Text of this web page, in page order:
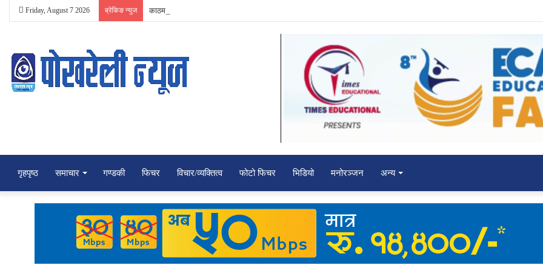
Friday, August 7 2026 ब्रेकिङ न्युज काठमाडौँ–१ मा रास्वपाकी रञ्जु दर्शना न्यौपाने विजयी
गृहपृष्ठ समाचार गण्डकी फिचर विचार/व्यक्तित्व फोटो फिचर भिडियो मनोरञ्जन अन्य